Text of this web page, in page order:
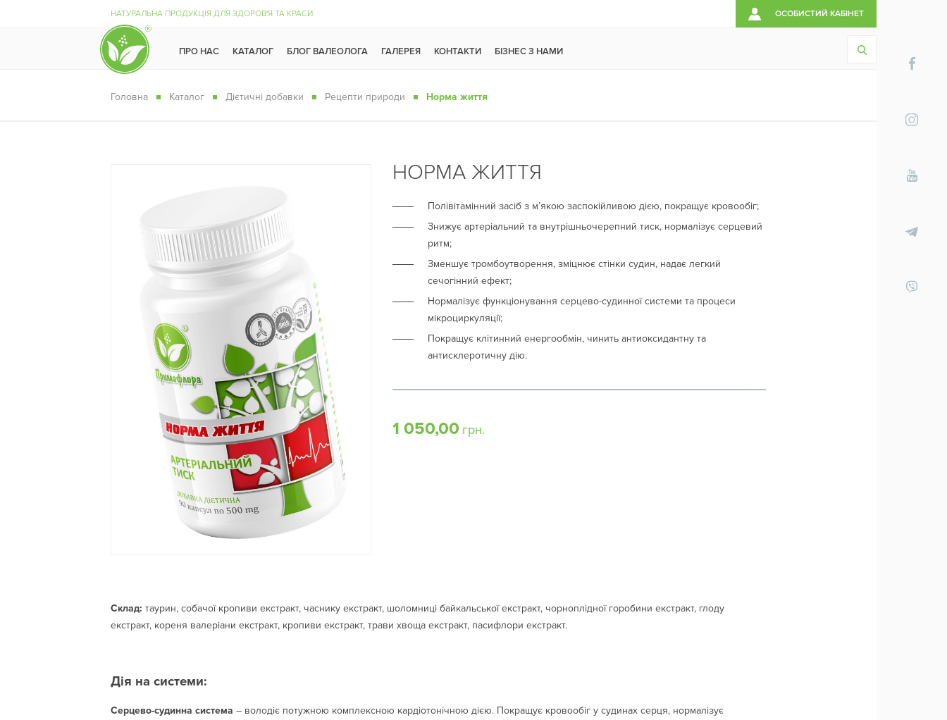
НАТУРАЛЬНА ПРОДУКЦІЯ ДЛЯ ЗДОРОВ'Я ТА КРАСИ ОСОБИСТИЙ КАБІНЕТ
ПРО НАС КАТАЛОГ БЛОГ ВАЛЕОЛОГА ГАЛЕРЕЯ КОНТАКТИ БІЗНЕС З НАМИ
Головна Каталог Дієтичні добавки Рецепти природи Норма життя
НОРМА ЖИТТЯ
Полівітамінний засіб з м’якою заспокійливою дією, покращує кровообіг;
Знижує артеріальний та внутрішньочерепний тиск, нормалізує серцевий
ритм;
Зменшує тромбоутворення, зміцнює стінки судин, надає легкий
сечогінний ефект;
Нормалізує функціонування серцево-судинної системи та процеси
мікроциркуляції;
Покращує клітинний енергообмін, чинить антиоксидантну та
антисклеротичну дію.
1 050,00 грн.
Склад: таурин, собачої кропиви екстракт, часнику екстракт, шоломниці байкальської екстракт, чорноплідної горобини екстракт, глоду
екстракт, кореня валеріани екстракт, кропиви екстракт, трави хвоща екстракт, пасифлори екстракт.
Дія на системи:
Серцево-судинна система – володіє потужною комплексною кардіотонічною дією. Покращує кровообіг у судинах серця, нормалізує